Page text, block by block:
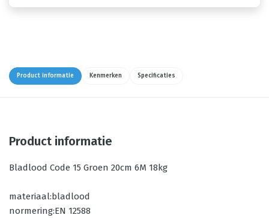
Product informatie Kenmerken Specificaties
Product informatie
Bladlood Code 15 Groen 20cm 6M 18kg
materiaal:bladlood
normering:EN 12588